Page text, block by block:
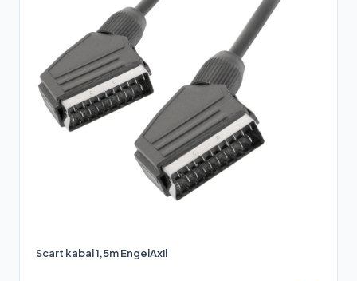
Scart kabal 1,5m EngelAxil